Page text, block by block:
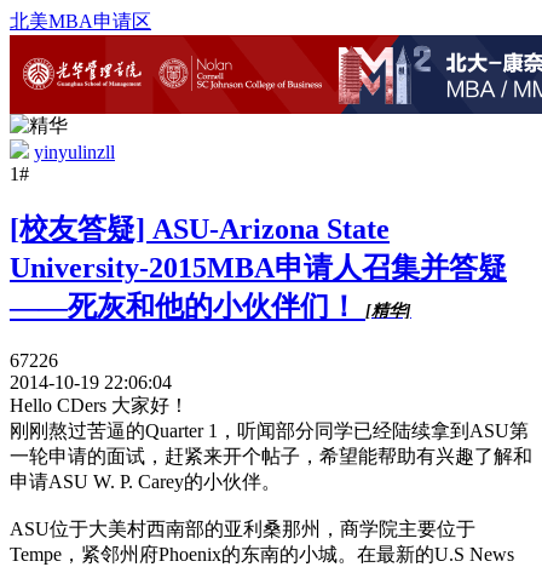
北美MBA申请区
yinyulinzll
1#
[校友答疑] ASU-Arizona State
University-2015MBA申请人召集并答疑
——死灰和他的小伙伴们！
[精华]
67226
2014-10-19 22:06:04
Hello CDers 大家好！
刚刚熬过苦逼的Quarter 1，听闻部分同学已经陆续拿到ASU第
一轮申请的面试，赶紧来开个帖子，希望能帮助有兴趣了解和
申请ASU W. P. Carey的小伙伴。
ASU位于大美村西南部的亚利桑那州，商学院主要位于
Tempe，紧邻州府Phoenix的东南的小城。在最新的U.S News